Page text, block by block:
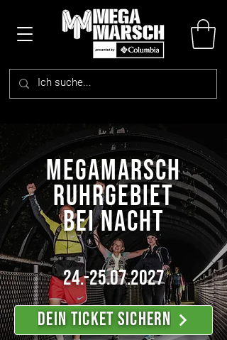
Megamarsch
RUHRGEBIET
BEI NACHT
24.-25.07.2027
Dein ticket sichern